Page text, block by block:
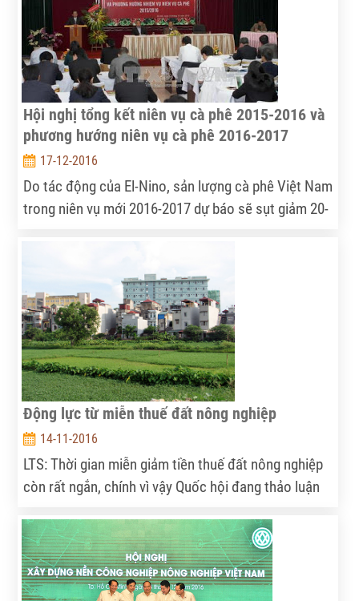
Hội nghị tổng kết niên vụ cà phê 2015-2016 và
phương hướng niên vụ cà phê 2016-2017
17-12-2016
Do tác động của El-Nino, sản lượng cà phê Việt Nam
trong niên vụ mới 2016-2017 dự báo sẽ sụt giảm 20-
Động lực từ miễn thuế đất nông nghiệp
14-11-2016
LTS: Thời gian miễn giảm tiền thuế đất nông nghiệp
còn rất ngắn, chính vì vậy Quốc hội đang thảo luận
ràng, việc kéo dài thời gian miễn giảm tiền thuế đất
có thể xem là một trong những động lực để thúc
đẩy phát triển nông nghiệp.